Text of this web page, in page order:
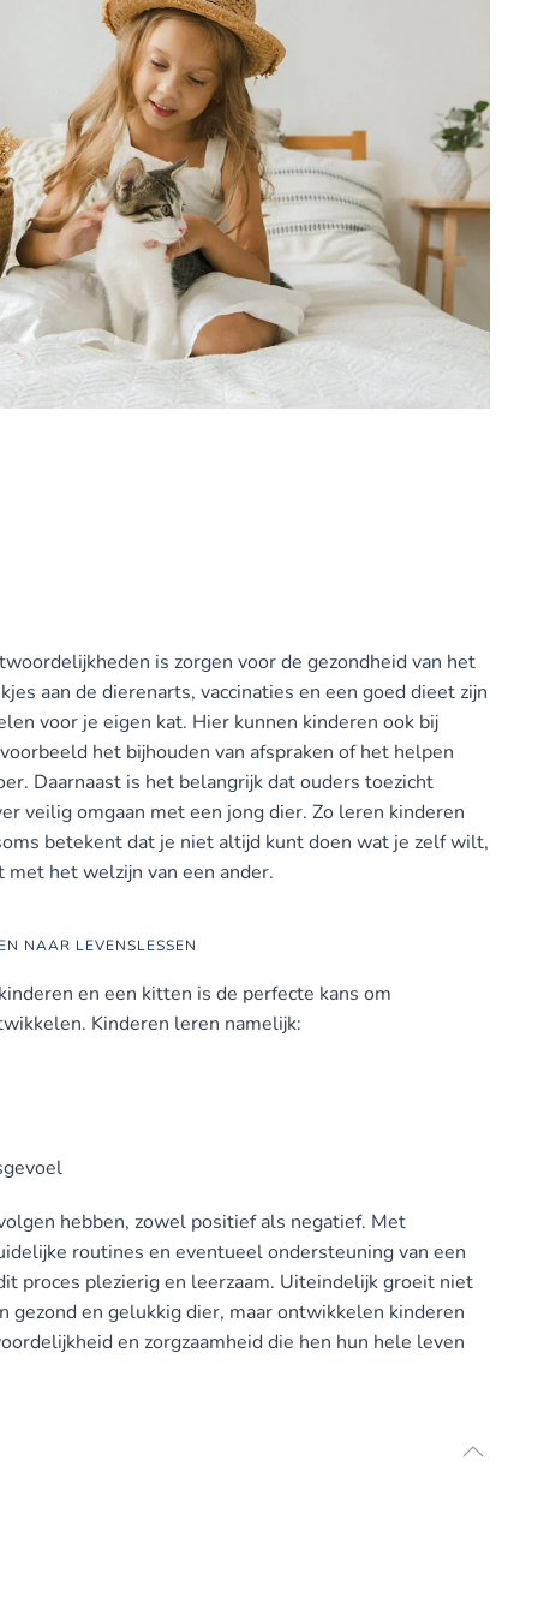
is zorgen voor de gezondheid van het
aan de dierenarts, vaccinaties en een goed dieet zijn
voor je eigen kat. Hier kunnen kinderen ook bij
het bijhouden van afspraken of het helpen
Daarnaast is het belangrijk dat ouders toezicht
veilig omgaan met een jong dier. Zo leren kinderen
betekent dat je niet altijd kunt doen wat je zelf wilt,
het welzijn van een ander.
NAAR LEVENSLESSEN
en een kitten is de perfecte kans om
Kinderen leren namelijk:
hebben, zowel positief als negatief. Met
routines en eventueel ondersteuning van een
proces plezierig en leerzaam. Uiteindelijk groeit niet
en gelukkig dier, maar ontwikkelen kinderen
en zorgzaamheid die hen hun hele leven